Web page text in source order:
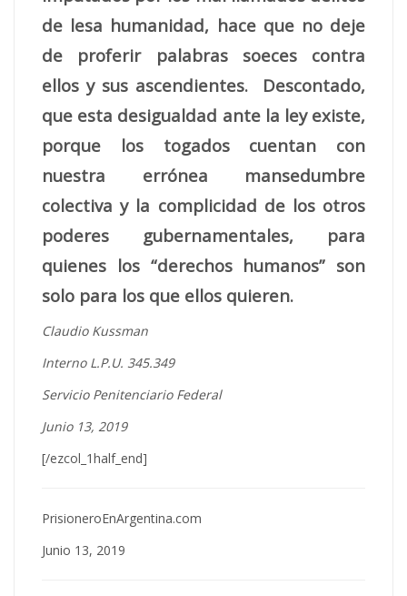
de lesa humanidad, hace que no deje
de proferir palabras soeces contra
ellos y sus ascendientes. Descontado,
que esta desigualdad ante la ley existe,
porque los togados cuentan con
nuestra errónea mansedumbre
colectiva y la complicidad de los otros
poderes gubernamentales, para
quienes los “derechos humanos” son
solo para los que ellos quieren.
Claudio Kussman
Interno L.P.U. 345.349
Servicio Penitenciario Federal
Junio 13, 2019
[/ezcol_1half_end]
PrisioneroEnArgentina.com
Junio 13, 2019